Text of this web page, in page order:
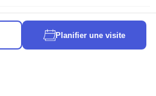
Planifier une visite